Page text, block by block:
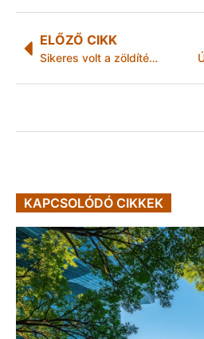
ELŐZŐ CIKK
Sikeres volt a zöldítési program
KAPCSOLÓDÓ CIKKEK